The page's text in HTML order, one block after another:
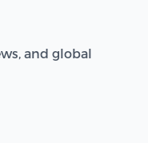
and global